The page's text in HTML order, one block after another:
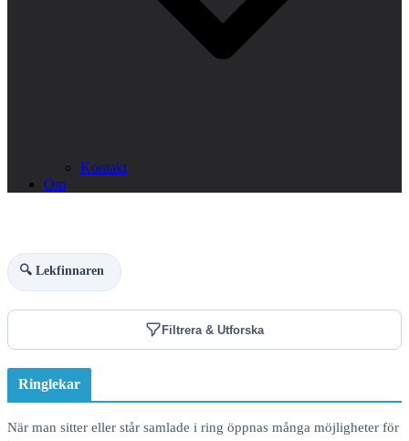
Kontakt
Om
🔍 Lekfinnaren
Filtrera & Utforska
Ringlekar
När man sitter eller står samlade i ring öppnas många möjligheter för